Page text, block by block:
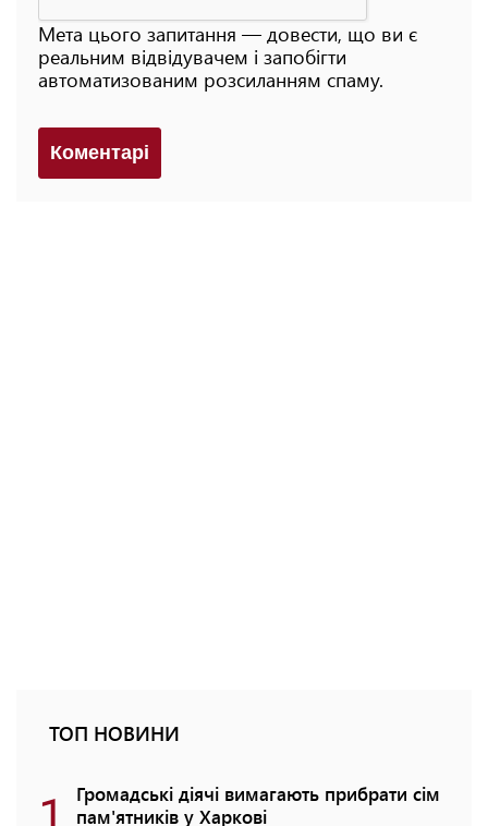
Мета цього запитання — довести, що ви є
реальним відвідувачем і запобігти
автоматизованим розсиланням спаму.
Коментарi
ТОП НОВИНИ
Громадські діячі вимагають прибрати сім
пам'ятників у Харкові